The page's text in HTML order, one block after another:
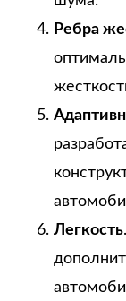
Ребра
Легкость